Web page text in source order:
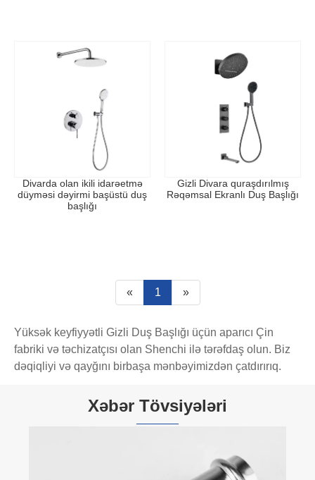
Divarda olan ikili idarəetmə
düyməsi dəyirmi başüstü duş
başlığı
Gizli Divara quraşdırılmış
Rəqəmsal Ekranlı Duş Başlığı
« 1 »
Yüksək keyfiyyətli Gizli Duş Başlığı üçün aparıcı Çin
fabriki və təchizatçısı olan Shenchi ilə tərəfdaş olun. Biz
dəqiqliyi və qayğını birbaşa mənbəyimizdən çatdırırıq.
Xəbər Tövsiyələri